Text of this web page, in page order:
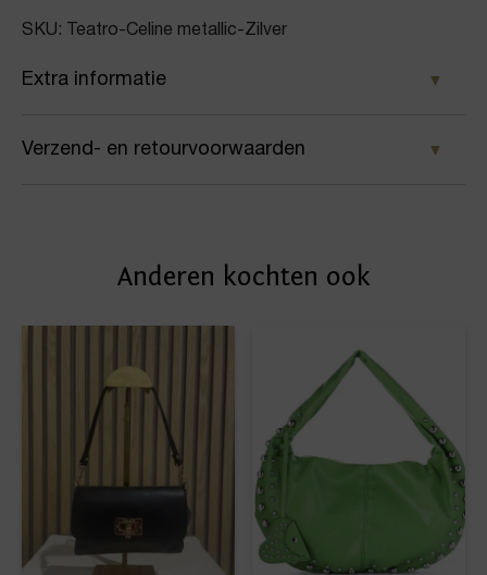
SKU: Teatro-Celine metallic-Zilver
Extra informatie
Kleur
Leren tas
Verzend- en retourvoorwaarden
afleveradres. Voor geplaatste bestellingen geldt bij
Anderen kochten ook